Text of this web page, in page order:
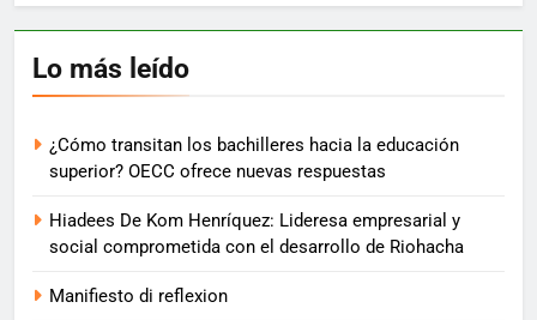
Lo más leído
¿Cómo transitan los bachilleres hacia la educación
superior? OECC ofrece nuevas respuestas
Hiadees De Kom Henríquez: Lideresa empresarial y
social comprometida con el desarrollo de Riohacha
Manifiesto di reflexion